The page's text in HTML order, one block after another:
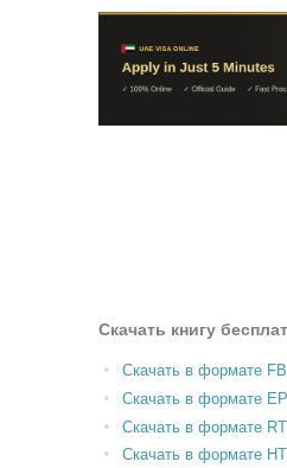
Скачать книгу
Скачать в формате
Скачать в формате
Скачать в формате
Скачать в формате